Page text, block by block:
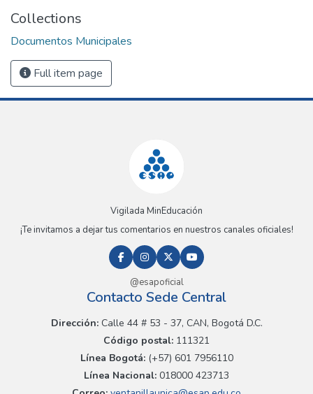
Collections
Documentos Municipales
Full item page
Vigilada MinEducación
¡Te invitamos a dejar tus comentarios en nuestros canales oficiales!
@esapoficial
Contacto Sede Central
Dirección:Calle 44 # 53 - 37, CAN, Bogotá D.C.
Código postal: 111321
Línea Bogotá:(+57) 601 7956110
Línea Nacional: 018000 423713